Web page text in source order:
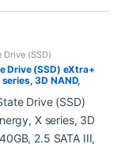
(SSD)
Drive (SSD) eXtra+
3D NAND,
SATA III, 6Gb/s